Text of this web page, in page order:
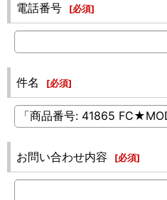
電話番号 [必須]
件名 [必須]
お問い合わせ内容 [必須]